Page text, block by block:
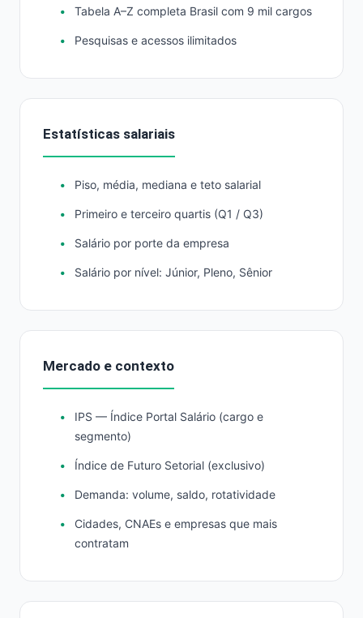
Tabela A–Z completa Brasil com 9 mil cargos
Pesquisas e acessos ilimitados
Estatísticas salariais
Piso, média, mediana e teto salarial
Primeiro e terceiro quartis (Q1 / Q3)
Salário por porte da empresa
Salário por nível: Júnior, Pleno, Sênior
Mercado e contexto
IPS — Índice Portal Salário (cargo e
segmento)
Índice de Futuro Setorial (exclusivo)
Demanda: volume, saldo, rotatividade
Cidades, CNAEs e empresas que mais
contratam